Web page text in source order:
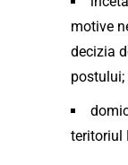
motive
decizia
postului;
teritoriul